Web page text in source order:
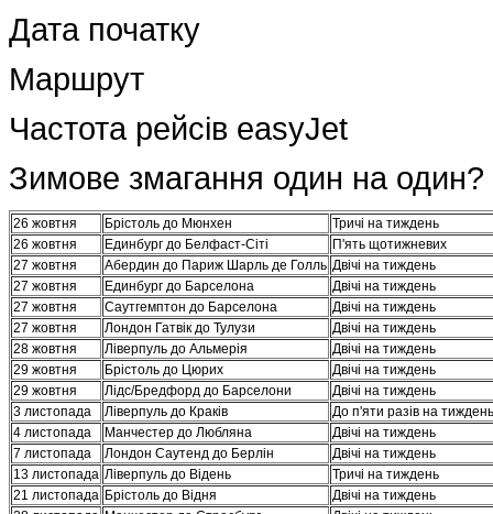
Дата початку
Маршрут
Частота рейсів easyJet
Зимове змагання один на один?
26 жовтня Брістоль до Мюнхен
Тричі на тиждень
26 жовтня
Единбург до Белфаст-Сіті
П'ять щотижневих
27 жовтня
Абердин до Париж Шарль де Голль Двічі на тиждень
27 жовтня
Единбург до Барселона
Двічі на тиждень
27 жовтня
Саутгемптон до Барселона
Двічі на тиждень
27 жовтня
Лондон Гатвік до Тулузи
Двічі на тиждень
28 жовтня
Ліверпуль до Альмерія
Двічі на тиждень
29 жовтня
Брістоль до Цюрих
Двічі на тиждень
29 жовтня
Лідс/Бредфорд до Барселони
Двічі на тиждень
3 листопада
Ліверпуль до Краків
До п'яти разів на тиждень
4 листопада
Манчестер до Любляна
Двічі на тиждень
7 листопада
Лондон Саутенд до Берлін
Двічі на тиждень
13 листопада Ліверпуль до Відень
Тричі на тиждень
21 листопада Брістоль до Відня
Двічі на тиждень